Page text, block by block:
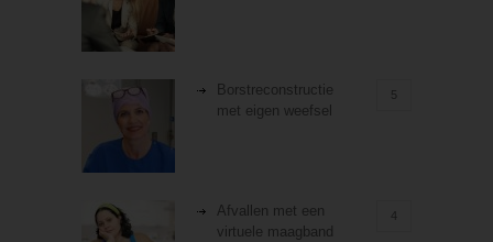
Borstreconstructie
met eigen weefsel
5
Afvallen met een
virtuele maagband
4